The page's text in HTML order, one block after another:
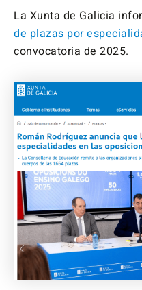
La Xunta de Galicia
de plazas por
convocatoria de 2025.